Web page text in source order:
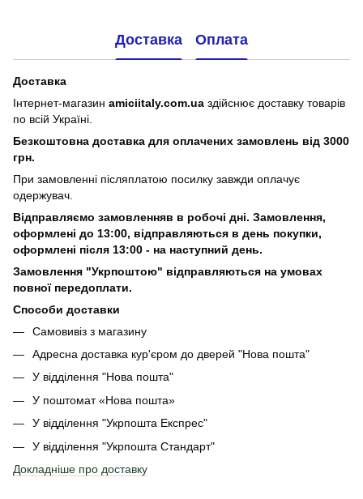
Доставка Оплата
Доставка
Інтернет-магазин amiciitaly.com.ua здійснює доставку товарів
по всій Україні.
Безкоштовна доставка для оплачених замовлень від 3000
грн.
При замовленні післяплатою посилку завжди оплачує
одержувач.
Відправляємо замовленняв в робочі дні. Замовлення,
оформлені до 13:00, відправляються в день покупки,
оформлені після 13:00 - на наступний день.
Замовлення "Укрпоштою" відправляються на умовах
повної передоплати.
Способи доставки
Самовивіз з магазину
Адресна доставка кур'єром до дверей "Нова пошта"
У відділення "Нова пошта"
У поштомат «Нова пошта»
У відділення "Укрпошта Експрес"
У відділення "Укрпошта Стандарт"
Докладніше про доставку